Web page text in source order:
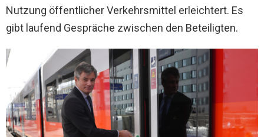
Nutzung öffentlicher Verkehrsmittel erleichtert. Es
gibt laufend Gespräche zwischen den Beteiligten.